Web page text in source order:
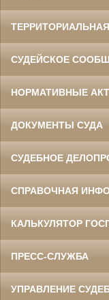
СУДЕЙСКОЕ
НОРМАТИВНЫЕ
ДОКУМЕНТЫ СУДА
СУДЕБНОЕ
СПРАВОЧНАЯ
КАЛЬКУЛЯТОР
ПРЕСС-СЛУЖБА
УПРАВЛЕНИЕ